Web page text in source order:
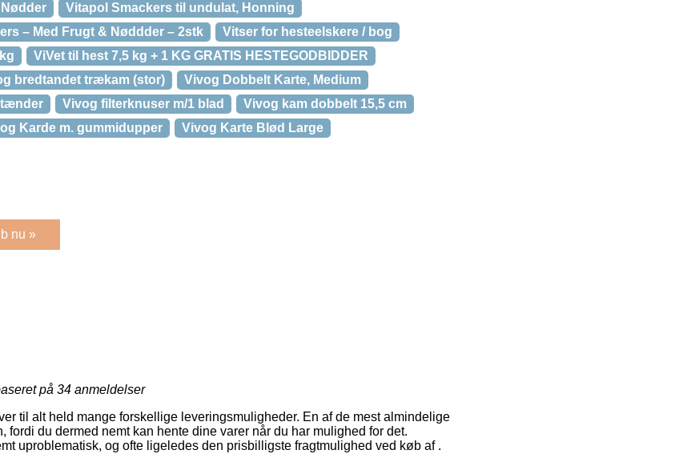
Vitapol Smackers til undulat, Honning
– Med Frugt & Nøddder – 2stk
Vitser for hesteelskere / bog
ViVet til hest 7,5 kg + 1 KG GRATIS HESTEGODBIDDER
bredtandet trækam (stor)
Vivog Dobbelt Karte, Medium
Vivog filterknuser m/1 blad
Vivog kam dobbelt 15,5 cm
Karde m. gummidupper Vivog Karte Blød Large
nu »
på 34 anmeldelser
til alt held mange forskellige leveringsmuligheder. En af de mest almindelige
fordi du dermed nemt kan hente dine varer når du har mulighed for det.
uproblematisk, og ofte ligeledes den prisbilligste fragtmulighed ved køb af .